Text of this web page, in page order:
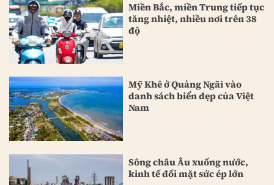
Miền Bắc, miền Trung tiếp tục
tăng nhiệt, nhiều nơi trên 38
độ
Mỹ Khê ở Quảng Ngãi vào
danh sách biển đẹp của Việt
Nam
Sông châu Âu xuống nước,
kinh tế đối mặt sức ép lớn